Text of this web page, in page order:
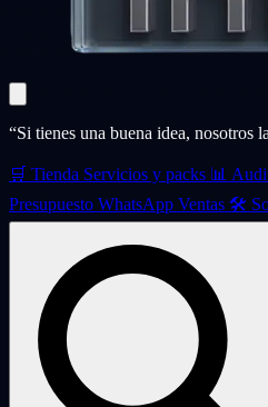
“Si tienes una buena idea, nosotros
🛒 Tienda Servicios y packs 📊
Presupuesto WhatsApp Ventas 🛠️